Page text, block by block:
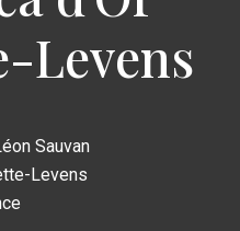
Levens
Sauvan
Levens